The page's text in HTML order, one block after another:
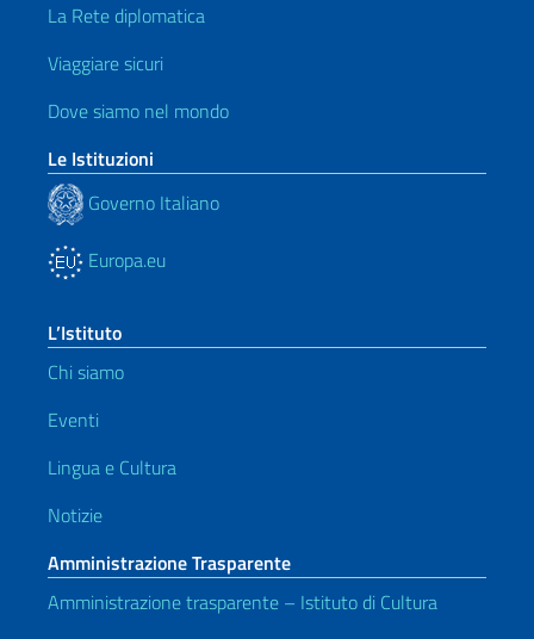
La Rete diplomatica
Viaggiare sicuri
Dove siamo nel mondo
Le Istituzioni
Governo Italiano
Europa.eu
L’Istituto
Chi siamo
Eventi
Lingua e Cultura
Notizie
Amministrazione Trasparente
Amministrazione trasparente – Istituto di Cultura